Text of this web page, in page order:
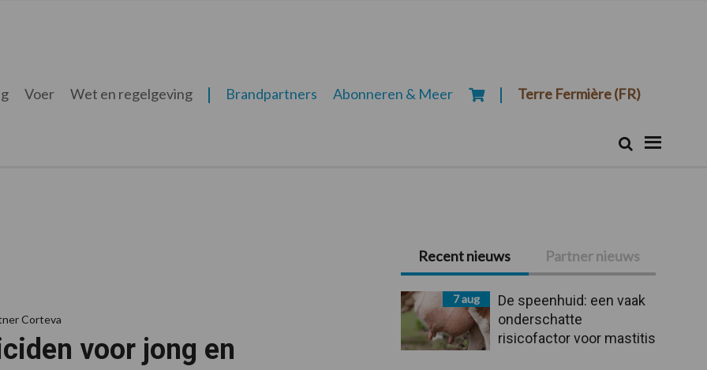
Voer Wet en regelgeving Brandpartners Abonneren & Meer Terre Fermière (FR)
Zoek
Corteva
voor jong en
Primaire
Sidebar
Recent nieuws Partner nieuws
7 aug
De speenhuid: een vaak
onderschatte
risicofactor voor mastitis